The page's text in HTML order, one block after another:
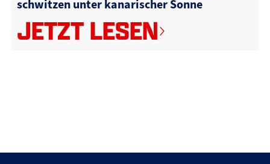
schwitzen unter kanarischer Sonne
JETZT LESEN